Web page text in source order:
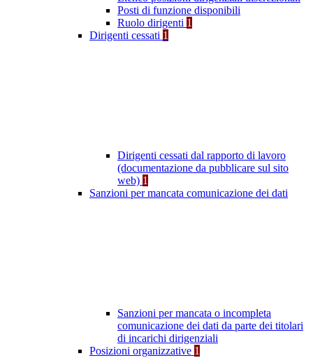
Posti di funzione disponibili
Ruolo dirigenti 1
Dirigenti cessati 1
Dirigenti cessati dal rapporto di lavoro
(documentazione da pubblicare sul sito
web) 1
Sanzioni per mancata comunicazione dei dati
Sanzioni per mancata o incompleta
comunicazione dei dati da parte dei titolari
di incarichi dirigenziali
Posizioni organizzative 1